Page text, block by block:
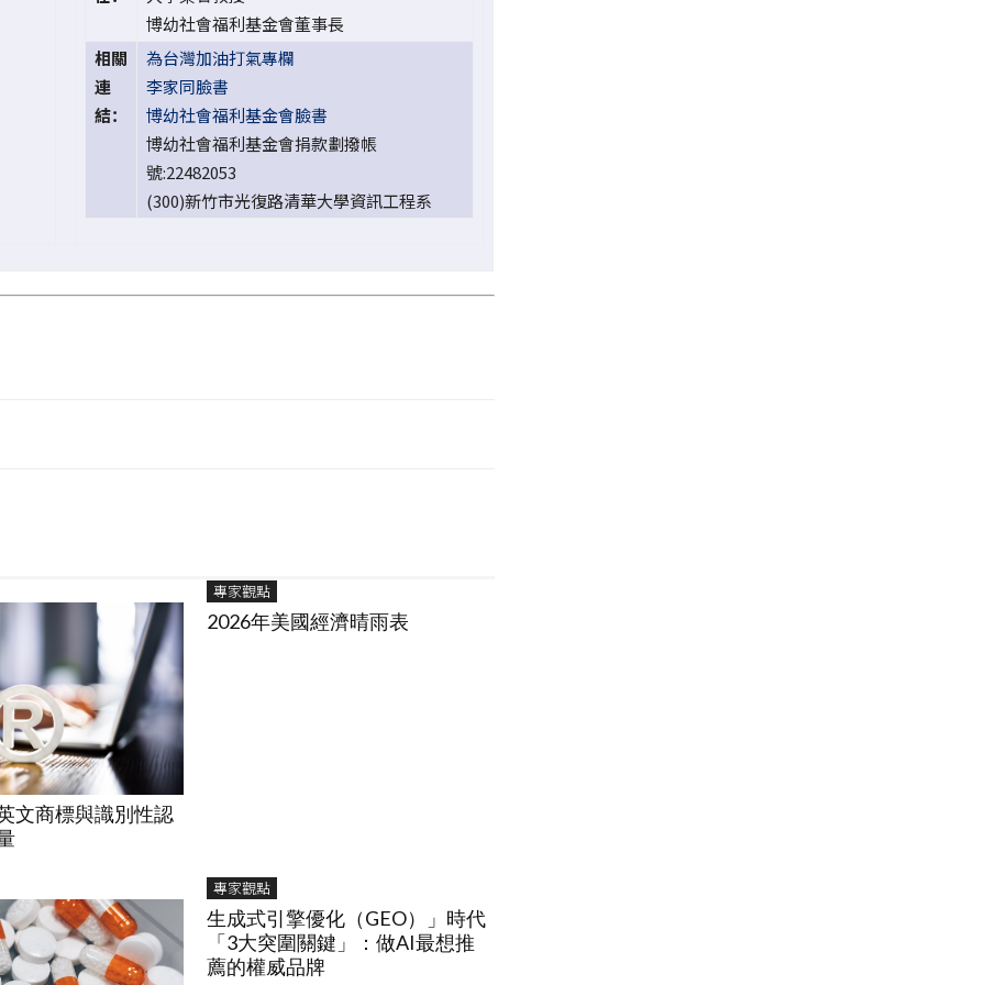
博幼社會福利基金會董事長
相關
連
結：
為台灣加油打氣專欄
李家同臉書
博幼社會福利基金會臉書
博幼社會福利基金會捐款劃撥帳
號:22482053
(300)新竹市光復路清華大學資訊工程系
文商標與識別性認
專家觀點
2026年美國經濟晴雨表
專家觀點
生成式引擎優化（GEO）」時代
「3大突圍關鍵」：做AI最想推
薦的權威品牌